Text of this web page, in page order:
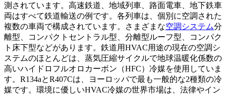
測されています。高速鉄道、地域列車、路面電車、地下鉄車
両はすべて鉄道輸送の例です。各列車は、個別に空調された
複数の車両で構成されています。さまざまな空調システム分
離型、コンパクトセントラル型、分離型ルーフ型、コンパク
ト床下型などがあります。鉄道用HVAC用途の現在の空調シ
ステムのほとんどは、蒸気圧縮サイクルで地球温暖化係数の
高いハイドロフルオロカーボン（HFC）冷媒を使用していま
す。R134aとR407Cは、ヨーロッパで最も一般的な2種類の冷
媒です。環境に優しいHVAC冷媒の世界市場は、法律やイン